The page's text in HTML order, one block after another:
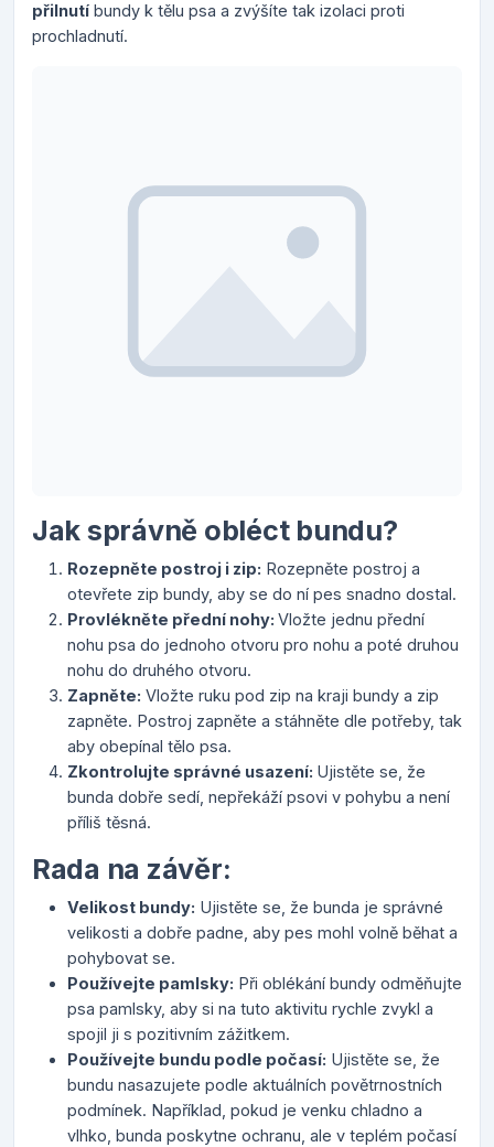
přilnutí bundy k tělu psa a zvýšíte tak izolaci proti
prochladnutí.
Jak správně obléct bundu?
Rozepněte postroj i zip: Rozepněte postroj a
otevřete zip bundy, aby se do ní pes snadno dostal.
Provlékněte přední nohy: Vložte jednu přední
nohu psa do jednoho otvoru pro nohu a poté druhou
nohu do druhého otvoru.
Zapněte: Vložte ruku pod zip na kraji bundy a zip
zapněte. Postroj zapněte a stáhněte dle potřeby, tak
aby obepínal tělo psa.
Zkontrolujte správné usazení: Ujistěte se, že
bunda dobře sedí, nepřekáží psovi v pohybu a není
příliš těsná.
Rada na závěr:
Velikost bundy: Ujistěte se, že bunda je správné
velikosti a dobře padne, aby pes mohl volně běhat a
pohybovat se.
Používejte pamlsky: Při oblékání bundy odměňujte
psa pamlsky, aby si na tuto aktivitu rychle zvykl a
spojil ji s pozitivním zážitkem.
Používejte bundu podle počasí: Ujistěte se, že
bundu nasazujete podle aktuálních povětrnostních
podmínek. Například, pokud je venku chladno a
vlhko, bunda poskytne ochranu, ale v teplém počasí